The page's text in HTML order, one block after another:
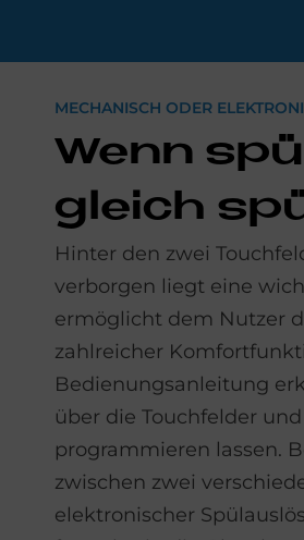
MECHANISCH ODER
Wenn
gleich
Hinter den zwei
verborgen liegt eine
ermöglicht dem Nutzer
zahlreicher
Bedienungsanleitung
über die Touchfelder
programmieren lassen.
zwischen zwei
elektronischer